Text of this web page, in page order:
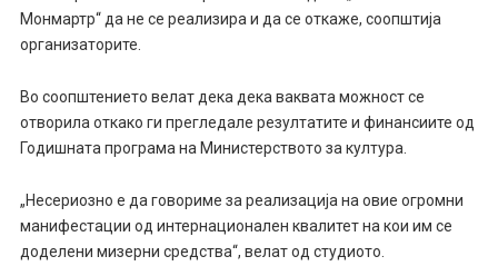
Монмартр“ да не се реализира и да се откаже, соопштија
организаторите.
Во соопштението велат дека дека ваквата можност се
отворила откако ги прегледале резултатите и финансиите од
Годишната програма на Министерството за култура.
„Несериозно е да говориме за реализација на овие огромни
манифестации од интернационален квалитет на кои им се
доделени мизерни средства“, велат од студиото.